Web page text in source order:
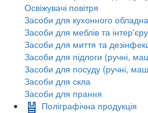
Освіжувачі повітря
Засоби для кухонного
Засоби для меблів та інтер'єру
Засоби для миття та
Засоби для підлоги (ручні,
Засоби для посуду (ручні,
Засоби для скла
Засоби для прання
Поліграфічна продукція